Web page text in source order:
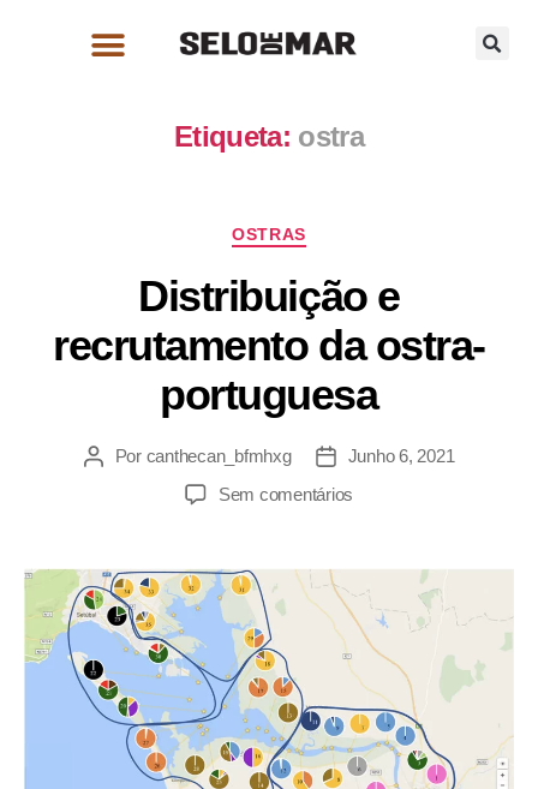
Etiqueta: ostra
OSTRAS
Distribuição e
recrutamento da ostra-
portuguesa
Por canthecan_bfmhxg
Junho 6, 2021
Sem comentários